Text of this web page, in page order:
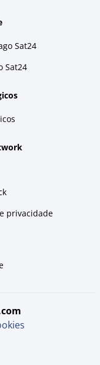
Sat24
Sat24
privacidade